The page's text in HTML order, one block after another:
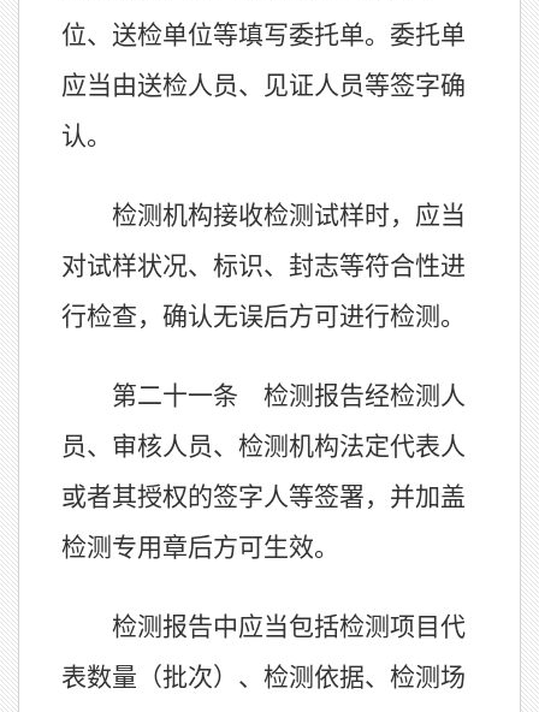
位、送检单位等填写委托单。委托单
应当由送检人员、见证人员等签字确
认。
检测机构接收检测试样时，应当
对试样状况、标识、封志等符合性进
行检查，确认无误后方可进行检测。
第二十一条 检测报告经检测人
员、审核人员、检测机构法定代表人
或者其授权的签字人等签署，并加盖
检测专用章后方可生效。
检测报告中应当包括检测项目代
表数量（批次）、检测依据、检测场